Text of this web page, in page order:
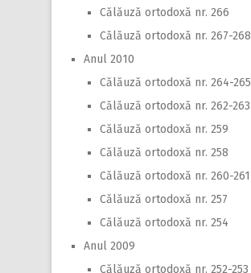
Călăuză ortodoxă nr. 266
Călăuză ortodoxă nr. 267-268
Anul 2010
Călăuză ortodoxă nr. 264-265
Călăuză ortodoxă nr. 262-263
Călăuză ortodoxă nr. 259
Călăuză ortodoxă nr. 258
Călăuză ortodoxă nr. 260-261
Călăuză ortodoxă nr. 257
Călăuză ortodoxă nr. 254
Anul 2009
Călăuză ortodoxă nr. 252-253